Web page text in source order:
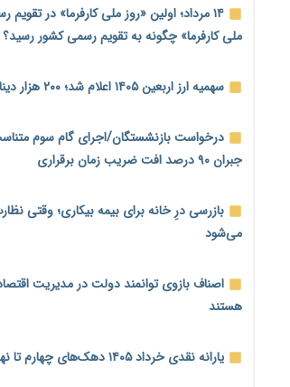
نماینده مجلس: توسعه مرزهای زمینی به
خانه کارگر قزوین: شکاف دستمزد و هزینه
می‌شود
رئیس سازمان امور مالیاتی: بلاگرهای
مالیات هستند
کاهش می‌یابد
میلیارد دلاری
۱۴ مرداد؛ اولین «روز ملی کارفرما» در
ملی کارفرما» چگونه به تقویم رسمی کشور رسید؟
سهمیه ارز اربعین ۱۴۰۵ اعلام شد؛ ۲۰۰ هزار دینار برای هر زائر
درخواست بازنشستگان/اجرای گام سوم
جبران ۹۰ درصد افت ضریب زمان برقراری
بازرسی درِ خانه برای بیمه بیکاری؛ وقتی
می‌شود
اصناف بازوی توانمند دولت در مدیریت
هستند
یارانه نقدی خرداد ۱۴۰۵ دهک‌های چهارم تا نهم واریز شد